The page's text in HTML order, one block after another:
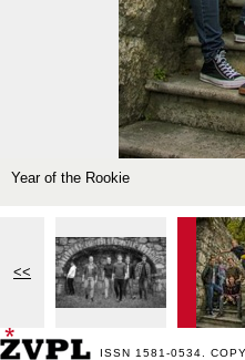
Year of the Rookie
<<
ISSN 1581-0534.